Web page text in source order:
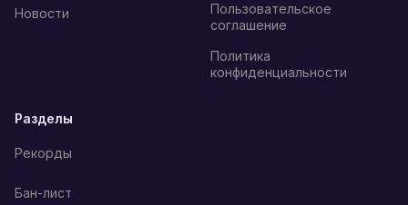
Новости
Пользовательское
соглашение
Политика
конфиденциальности
Разделы
Рекорды
Бан-лист